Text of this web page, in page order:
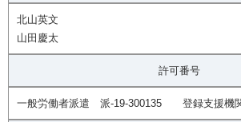
北山英文
山田慶太
許可番号
一般労働者派遣 派-19-300135 登録支援機